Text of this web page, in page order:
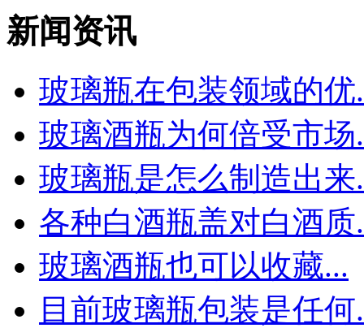
新闻资讯
玻璃瓶在包装领域的优
玻璃酒瓶为何倍受市场
玻璃瓶是怎么制造出来
各种白酒瓶盖对白酒质
玻璃酒瓶也可以收藏...
目前玻璃瓶包装是任何